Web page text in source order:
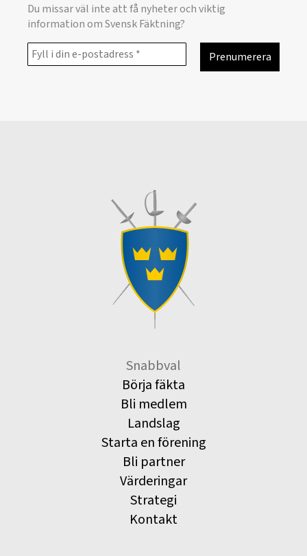
Du missar väl inte att få nyheter och viktig
information om Svensk Fäktning?
Snabbval
Börja fäkta
Bli medlem
Landslag
Starta en förening
Bli partner
Värderingar
Strategi
Kontakt